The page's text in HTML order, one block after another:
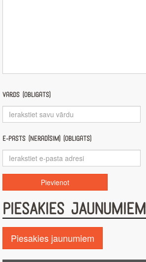
Vārds (obligāts)
E-pasts (nerādīsim) (obligāts)
PIESAKIES JAUNUMIEM
Piesakies jaunumiem